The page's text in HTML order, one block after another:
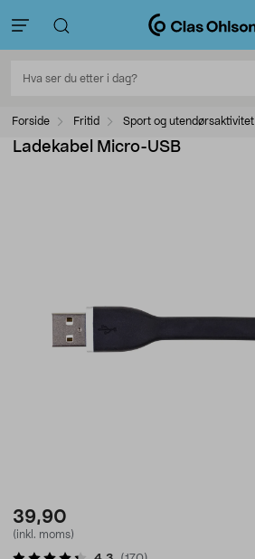
Forside Fritid Sport og utendørsaktivitet
Ladekabel Micro-USB
39,90
(inkl. moms)